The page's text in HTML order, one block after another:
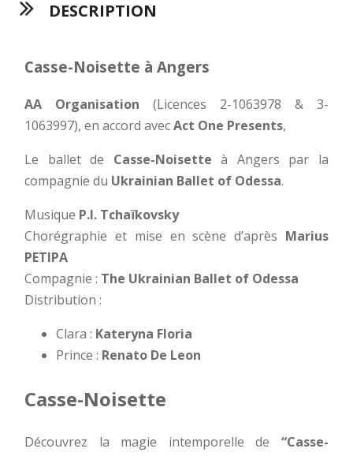
DESCRIPTION
Casse-Noisette à Angers
AA Organisation (Licences 2-1063978 & 3-
1063997), en accord avecAct One Presents,
Le ballet de Casse-Noisette à Angers par la
compagnie du Ukrainian Ballet of Odessa.
Musique P.I. Tchaïkovsky
Chorégraphie et mise en scène d’après Marius
PETIPA
Compagnie : The Ukrainian Ballet of Odessa
Distribution :
Clara : Kateryna Floria
Prince : Renato De Leon
Casse-Noisette
Découvrez la magie intemporelle de “Casse-